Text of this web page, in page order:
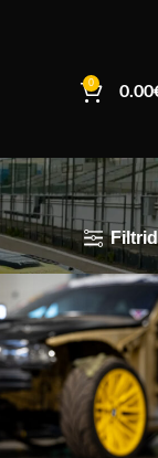
0 0.00
Filtrid